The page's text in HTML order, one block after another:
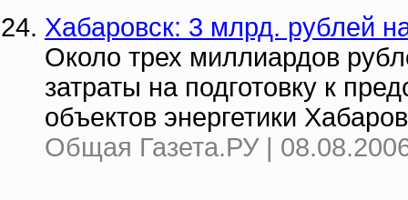
Хабаровск: 3 млрд. рублей
Около трех миллиардов
затраты на подготовку к
объектов энергетики
Общая Газета.РУ |